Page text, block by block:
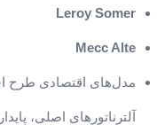
Leroy Somer
Mecc Alte
مدل‌های اقتصادی طرح
آلترناتورهای اصلی،